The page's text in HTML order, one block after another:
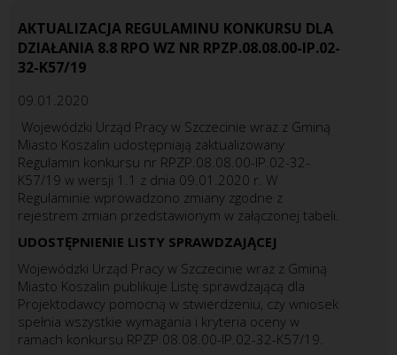
AKTUALIZACJA REGULAMINU KONKURSU DLA
DZIAŁANIA 8.8 RPO WZ NR RPZP.08.08.00-IP.02-
32-K57/19
09.01.2020
Wojewódzki Urząd Pracy w Szczecinie wraz z Gminą
Miasto Koszalin udostępniają zaktualizowany
Regulamin konkursu nr RPZP.08.08.00-IP.02-32-
K57/19 w wersji 1.1 z dnia 09.01.2020 r. W
Regulaminie wprowadzono zmiany zgodne z
rejestrem zmian przedstawionym w załączonej tabeli.
UDOSTĘPNIENIE LISTY SPRAWDZAJĄCEJ
Wojewódzki Urząd Pracy w Szczecinie wraz z Gminą
Miasto Koszalin publikuje Listę sprawdzającą dla
Projektodawcy pomocną w stwierdzeniu, czy wniosek
spełnia wszystkie wymagania i kryteria oceny w
ramach konkursu RPZP.08.08.00-IP.02-32-K57/19.